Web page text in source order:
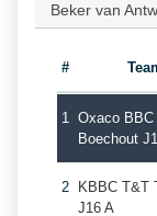
Beker van
#
1 Oxaco BBC
Boechout
2
KBBC T&T
J16 A